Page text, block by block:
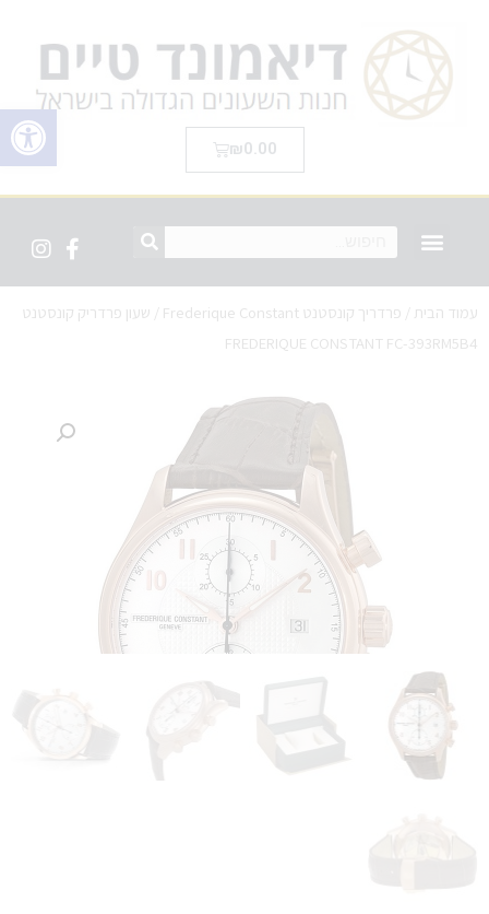
פתח
₪0.00
עמוד הבית פרדריך קונסטנט Frederique Constant
/ שעון פרדריק קונסטנט
FREDERIQUE CONSTANT FC-393RM5B4